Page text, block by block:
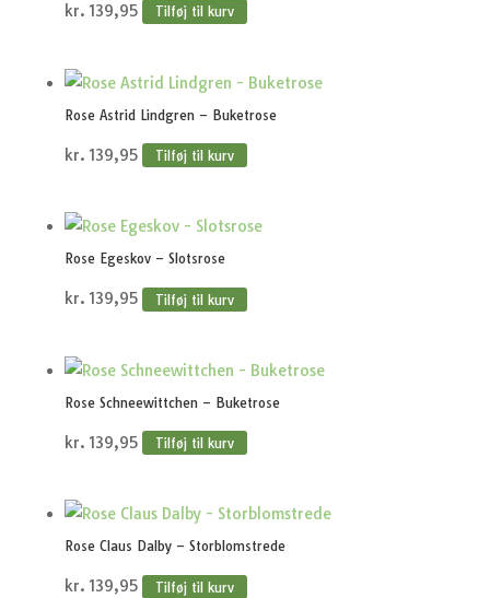
kr. 139,95 Tilføj til kurv
Rose Astrid Lindgren – Buketrose
kr. 139,95 Tilføj til kurv
Rose Egeskov – Slotsrose
kr. 139,95 Tilføj til kurv
Rose Schneewittchen – Buketrose
kr. 139,95 Tilføj til kurv
Rose Claus Dalby – Storblomstrede
kr. 139,95 Tilføj til kurv